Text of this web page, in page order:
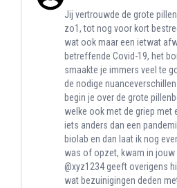
Jij vertrouwde de grote
zo1, tot nog voor kort
wat ook maar een ietwat
betreffende Covid-19, het
smaakte je immers veel te
de nodige
begin je over de grote
welke ook met de griep met
iets anders dan een
biolab en dan laat ik nog
was of opzet, kwam in
@xyz1234 geeft overigens
wat bezuinigingen deden